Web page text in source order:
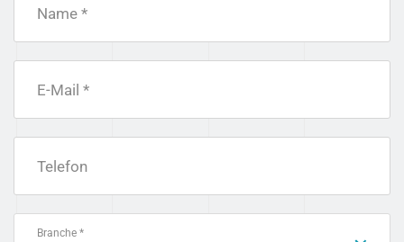
Name *
E-Mail *
Telefon
Branche *